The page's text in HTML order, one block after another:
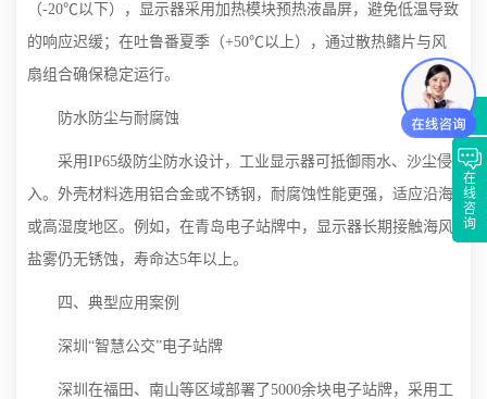
（-20℃以下），显示器采用加热模块预热液晶屏，避免低温导致
的响应迟缓；在吐鲁番夏季（+50℃以上），通过散热鳍片与风
扇组合确保稳定运行。
防水防尘与耐腐蚀
采用IP65级防尘防水设计，工业显示器可抵御雨水、沙尘侵
入。外壳材料选用铝合金或不锈钢，耐腐蚀性能更强，适应沿海
或高湿度地区。例如，在青岛电子站牌中，显示器长期接触海风
盐雾仍无锈蚀，寿命达5年以上。
四、典型应用案例
深圳“智慧公交”电子站牌
深圳在福田、南山等区域部署了5000余块电子站牌，采用工
在
线
咨
询